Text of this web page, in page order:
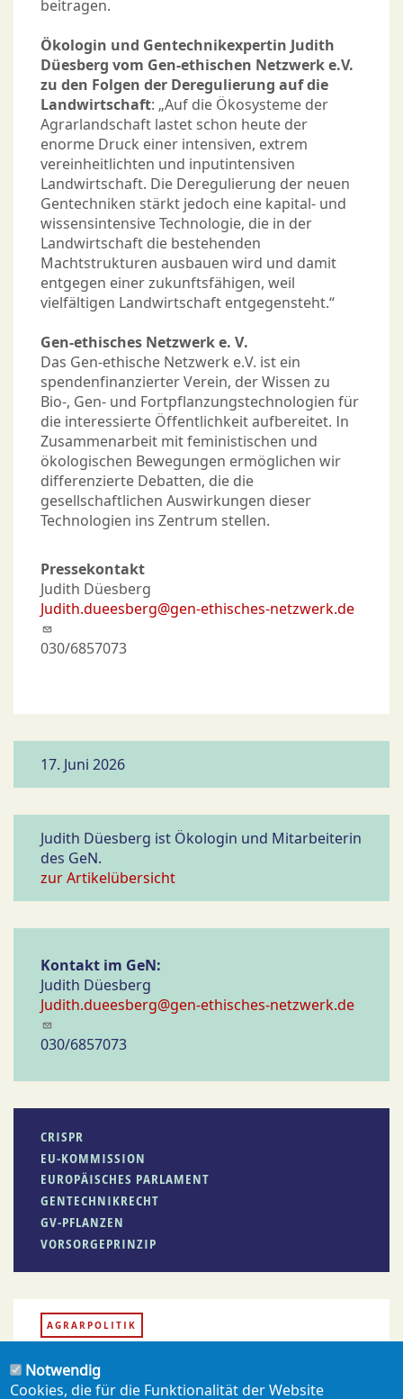
beitragen.
Ökologin und Gentechnikexpertin Judith
Düesberg vom Gen-ethischen Netzwerk e.V.
zu den Folgen der Deregulierung auf die
Landwirtschaft: „Auf die Ökosysteme der
Agrarlandschaft lastet schon heute der
enorme Druck einer intensiven, extrem
vereinheitlichten und inputintensiven
Landwirtschaft. Die Deregulierung der neuen
Gentechniken stärkt jedoch eine kapital- und
wissensintensive Technologie, die in der
Landwirtschaft die bestehenden
Machtstrukturen ausbauen wird und damit
entgegen einer zukunftsfähigen, weil
vielfältigen Landwirtschaft entgegensteht.“
Gen-ethisches Netzwerk e. V.
Das Gen-ethische Netzwerk e.V. ist ein
spendenfinanzierter Verein, der Wissen zu
Bio-, Gen- und Fortpflanzungstechnologien für
die interessierte Öffentlichkeit aufbereitet. In
Zusammenarbeit mit feministischen und
ökologischen Bewegungen ermöglichen wir
differenzierte Debatten, die die
gesellschaftlichen Auswirkungen dieser
Technologien ins Zentrum stellen.
Pressekontakt
Judith Düesberg
Judith.dueesberg@gen-ethisches-netzwerk.de
030/6857073
17. Juni 2026
Judith Düesberg ist Ökologin und Mitarbeiterin
des GeN.
zur Artikelübersicht
Kontakt im GeN:
Judith Düesberg
Judith.dueesberg@gen-ethisches-netzwerk.de
030/6857073
CRISPR
EU-KOMMISSION
EUROPÄISCHES PARLAMENT
GENTECHNIKRECHT
GV-PFLANZEN
VORSORGEPRINZIP
AGRARPOLITIK
Notwendig
Cookies, die für die Funktionalität der Website